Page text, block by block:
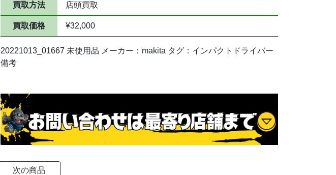
買取方法 店頭買取
買取価格 ¥32,000
20221013_01667 未使用品 メーカー：makita タグ：インパクトドライバー
備考
次の商品